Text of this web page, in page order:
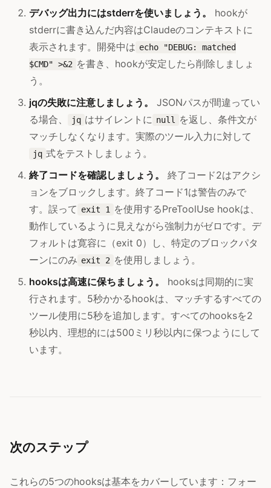
デバッグ出力にはstderrを使いましょう。
hookが
stderrに書き込んだ内容はClaudeのコンテキストに
表示されます。開発中は echo "DEBUG: matched
$CMD" >&2 を書き、hookが安定したら削除しましょ
う。
jqの失敗に注意しましょう。
JSONパスが間違ってい
る場合、
jq はサイレントに null
を返し、条件文が
マッチしなくなります。実際のツール入力に対して
jq 式をテストしましょう。
終了コードを確認しましょう。
終了コード2はアクシ
ョンをブロックします。終了コード1は警告のみで
す。誤って exit 1
を使用するPreToolUse hookは、
動作しているように見えながら強制力がゼロです。デ
フォルトは寛容に（exit 0）し、特定のブロックパタ
ーンにのみ exit 2 を使用しましょう。
hooksは高速に保ちましょう。
hooksは同期的に実
行されます。5秒かかるhookは、マッチするすべての
ツール使用に5秒を追加します。すべてのhooksを2
秒以内、理想的には500ミリ秒以内に保つようにして
います。
次のステップ
これらの5つのhooksは基本をカバーしています：フォー